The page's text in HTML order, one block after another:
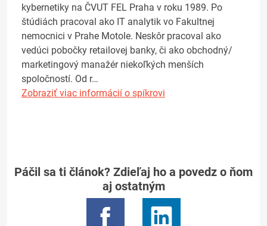
kybernetiky na ČVUT FEL Praha v roku 1989. Po
štúdiách pracoval ako IT analytik vo Fakultnej
nemocnici v Prahe Motole. Neskôr pracoval ako
vedúci pobočky retailovej banky, či ako obchodný/
marketingový manažér niekoľkých menších
spoločností. Od r…
Zobraziť viac informácií o spíkrovi
Páčil sa ti článok? Zdieľaj ho a povedz o ňom
aj ostatným